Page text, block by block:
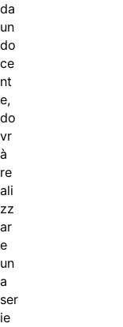
da
un
do
ce
nt
e,
do
vr
à
re
ali
zz
ar
e
un
a
ser
ie